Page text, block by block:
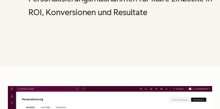
ROI, Konversionen und Resultate